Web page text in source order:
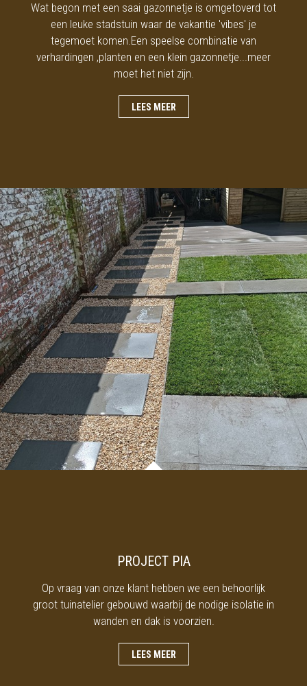
Wat begon met een saai gazonnetje is omgetoverd tot
een leuke stadstuin waar de vakantie 'vibes' je
tegemoet komen.Een speelse combinatie van
verhardingen ,planten en een klein gazonnetje...meer
moet het niet zijn.
LEES MEER
PROJECT PIA
Op vraag van onze klant hebben we een behoorlijk
groot tuinatelier gebouwd waarbij de nodige isolatie in
wanden en dak is voorzien.
LEES MEER